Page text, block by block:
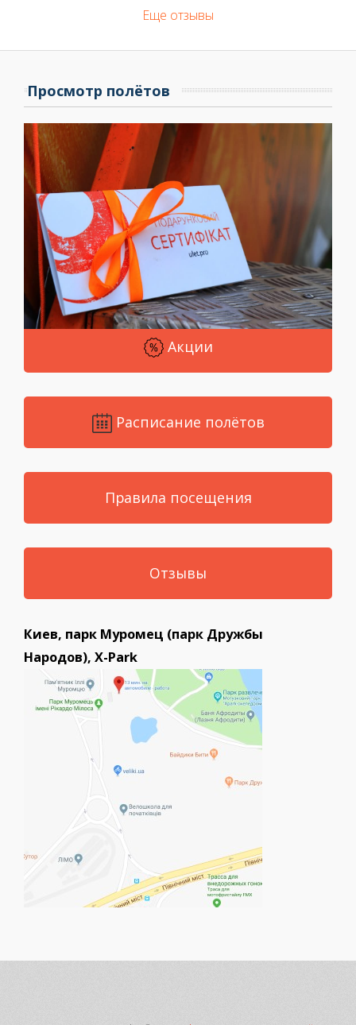
Еще отзывы
Просмотр полётов
Акции
Расписание полётов
Правила посещения
Отзывы
Киев, парк Муромец (парк Дружбы
Народов), X-Park